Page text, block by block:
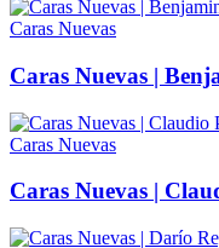
Caras Nuevas
Caras Nuevas |
Caras Nuevas
Caras Nuevas |